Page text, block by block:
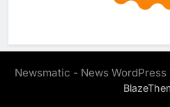
Newsmatic - News